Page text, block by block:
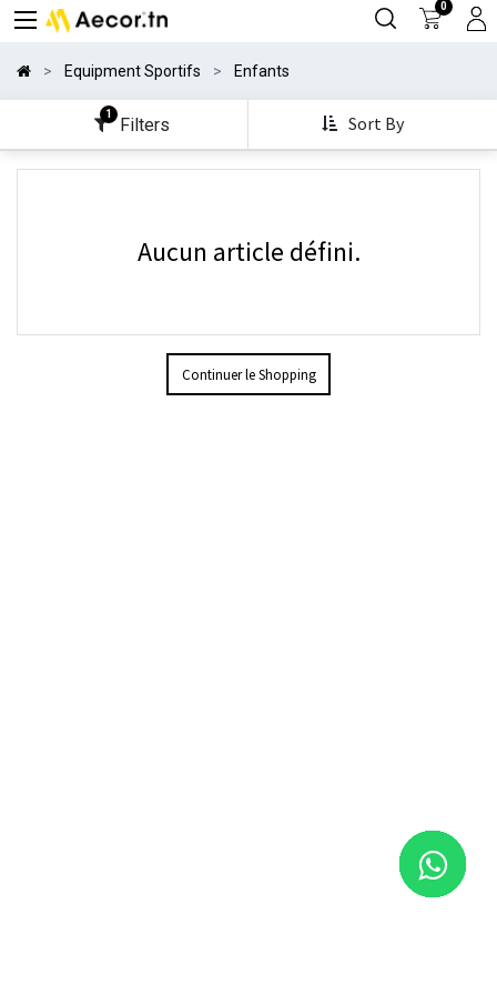
0
Equipment Sportifs Enfants
1
Filters Sort By
Aucun article défini.
Continuer le Shopping